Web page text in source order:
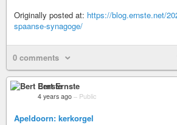
Originally posted at: https://blog.ernste.net/
spaanse-synagoge/
0 comments
Bert Ernste
4 years ago – Public
Apeldoorn: kerkorgel